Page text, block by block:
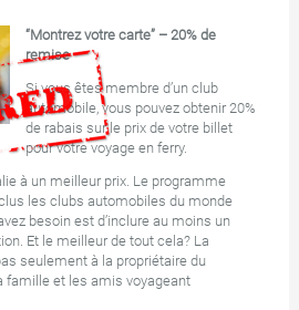
“Montrez votre carte” – 20% de
remise
Si vous êtes membre d’un club
automobile, vous pouvez obtenir 20%
de rabais sur le prix de votre billet
pour votre voyage en ferry.
à un meilleur prix. Le programme
les clubs automobiles du monde
besoin est d’inclure au moins un
Et le meilleur de tout cela? La
seulement à la propriétaire du
famille et les amis voyageant